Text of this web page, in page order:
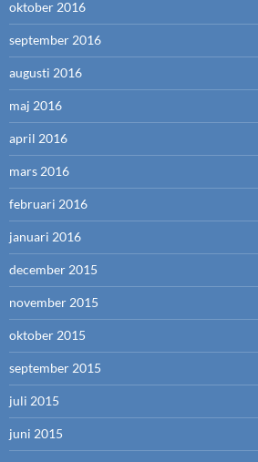
oktober 2016
september 2016
augusti 2016
maj 2016
april 2016
mars 2016
februari 2016
januari 2016
december 2015
november 2015
oktober 2015
september 2015
juli 2015
juni 2015